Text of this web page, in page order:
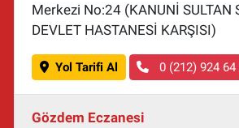
Merkezi No:24 (KANUNİ SULTAN
DEVLET HASTANESİ KARŞISI)
Yol Tarifi Al 0 (212) 924 64
Gözdem Eczanesi